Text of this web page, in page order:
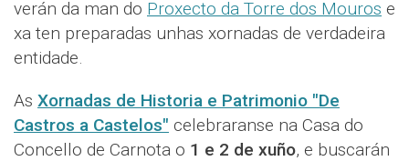
verán da man do Proxecto da Torre dos Mouros e
xa ten preparadas unhas xornadas de verdadeira
entidade.
As Xornadas de Historia e Patrimonio "De
Castros a Castelos" celebraranse na Casa do
Concello de Carnota o 1 e 2 de xuño, e buscarán